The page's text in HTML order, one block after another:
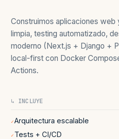
Construimos aplicaciones web
limpia, testing automatizado,
moderno (Next.js + Django +
local-first con Docker
Actions.
↳ INCLUYE
✓Arquitectura escalable
✓ Tests + CI/CD